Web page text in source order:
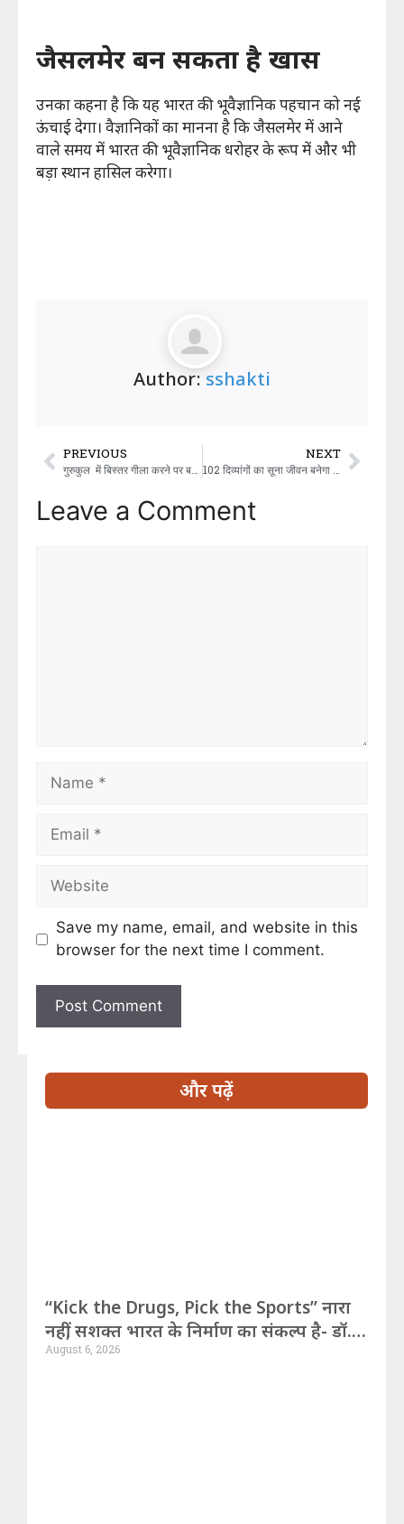
जैसलमेर बन सकता है खास
उनका कहना है कि यह भारत की भूवैज्ञानिक पहचान को नई
ऊंचाई देगा। वैज्ञानिकों का मानना है कि जैसलमेर में आने
वाले समय में भारत की भूवैज्ञानिक धरोहर के रूप में और भी
बड़ा स्थान हासिल करेगा।
Author: sshakti
PREVIOUS
गुरुकुल में बिस्तर गीला करने पर बच्चों को दी जा रही थी रूह कंपाने वाली सजा, माता-पिता ने देखा तो फट गया कलेजा
NEXT
102 दिव्यांगों का सूना जीवन बनेगा सतरंगी:उदयपुर में 31 की शाम को महिला संगीत, 1 सितंबर को होगा 51 जोड़ों का विवाह
Leave a Comment
Save my name, email, and website in this
browser for the next time I comment.
और पढ़ें
“Kick the Drugs, Pick the Sports” नारा
नहीं, सशक्त भारत के निर्माण का संकल्प है- डॉ.
शर्मा
August 6, 2026